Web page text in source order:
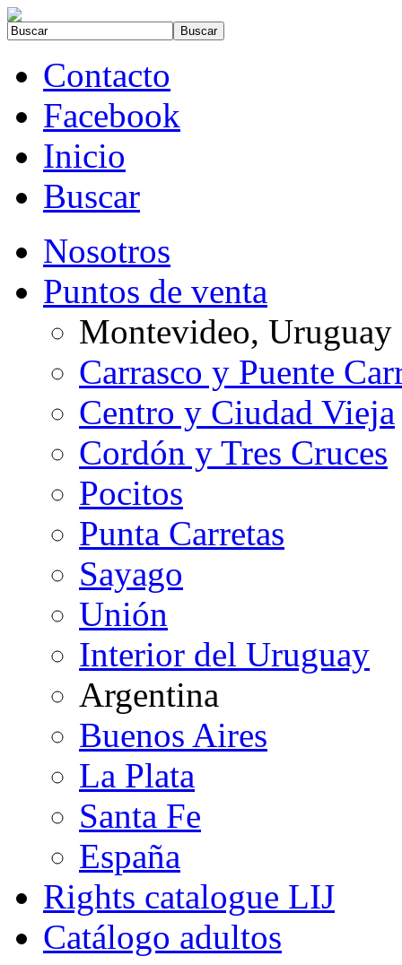
Contacto
Facebook
Inicio
Buscar
Nosotros
Puntos de venta
Montevideo, Uruguay
Carrasco y Puente
Centro y Ciudad Vieja
Cordón y Tres Cruces
Pocitos
Punta Carretas
Sayago
Unión
Interior del Uruguay
Argentina
Buenos Aires
La Plata
Santa Fe
España
Rights catalogue LIJ
Catálogo adultos